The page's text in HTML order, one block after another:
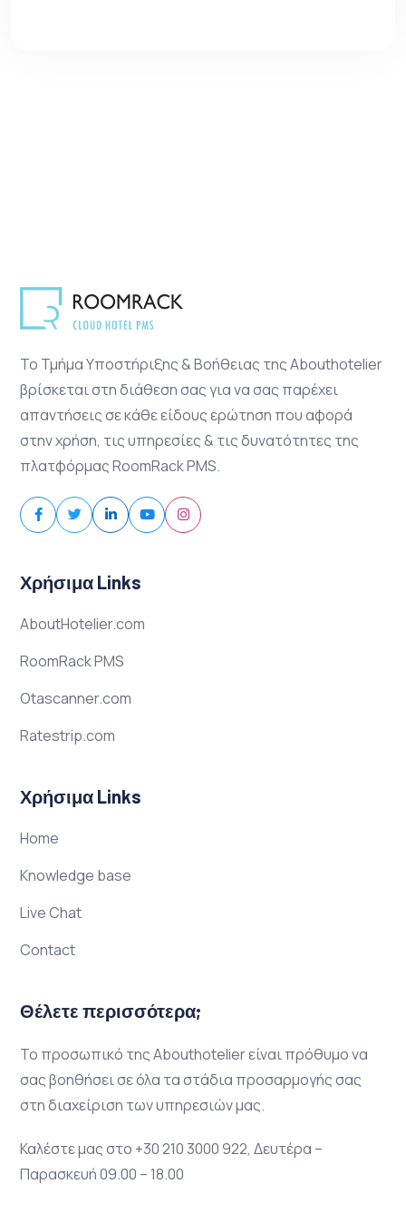
Το Τμήμα Υποστήριξης & Βοήθειας της Abouthotelier
βρίσκεται στη διάθεση σας για να σας παρέχει
απαντήσεις σε κάθε είδους ερώτηση που αφορά
στην χρήση, τις υπηρεσίες & τις δυνατότητες της
πλατφόρμας RoomRack PMS.
Χρήσιμα Links
AboutHotelier.com
RoomRack PMS
Otascanner.com
Ratestrip.com
Χρήσιμα Links
Home
Knowledge base
Live Chat
Contact
Θέλετε περισσότερα;
Το προσωπικό της Abouthotelier είναι πρόθυμο να
σας βοηθήσει σε όλα τα στάδια προσαρμογής σας
στη διαχείριση των υπηρεσιών μας.
Καλέστε μας στο +30 210 3000 922, Δευτέρα –
Παρασκευή 09.00 – 18.00